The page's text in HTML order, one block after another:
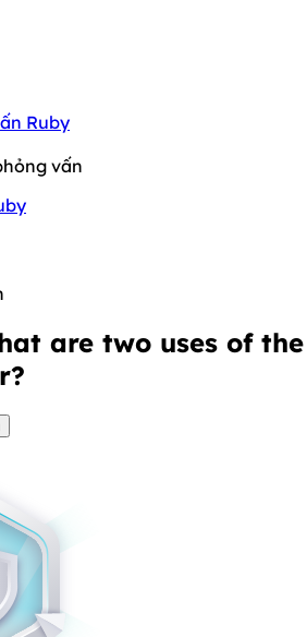
Ruby
vấn
are two uses of the